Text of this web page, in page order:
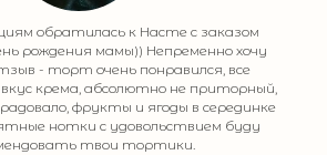
обратилась к Насте с заказом
рождения мамы)) Непременно хочу
- торт очень понравился, все
крема, абсолютно не приторный,
фрукты и ягоды в серединке
нотки с удовольствием буду
твои тортики.